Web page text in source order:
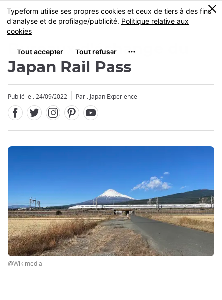
Skip
to
main
MENU
0
Bureaux d'échange du
Japan Rail Pass
Publié le : 24/09/2022 Par : Japan Experience
@Wikimedia